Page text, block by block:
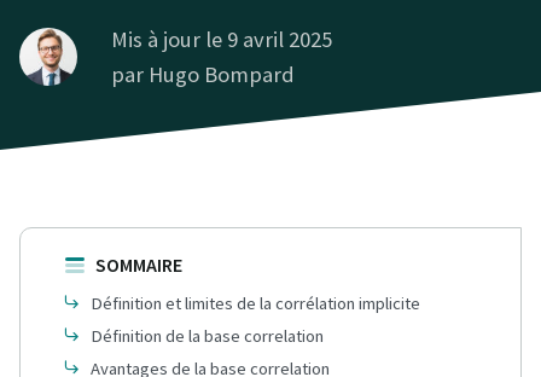
Mis à jour le 9 avril 2025
par Hugo Bompard
SOMMAIRE
Définition et limites de la corrélation implicite
Définition de la base correlation
Avantages de la base correlation